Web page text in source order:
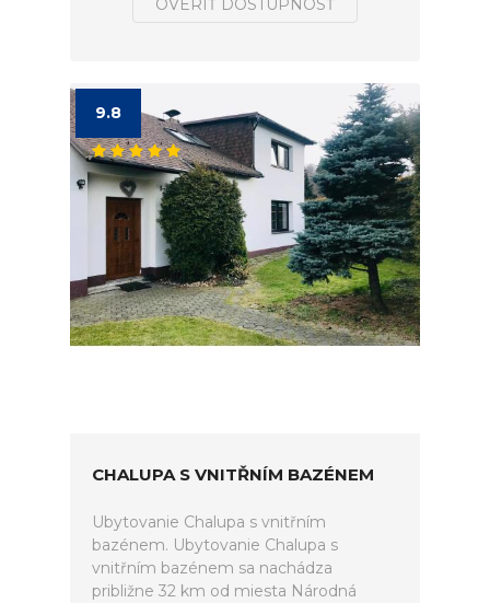
OVERIŤ DOSTUPNOSŤ
9.8
CHALUPA S VNITŘNÍM BAZÉNEM
Ubytovanie Chalupa s vnitřním
bazénem. Ubytovanie Chalupa s
vnitřním bazénem sa nachádza
približne 32 km od miesta Národná